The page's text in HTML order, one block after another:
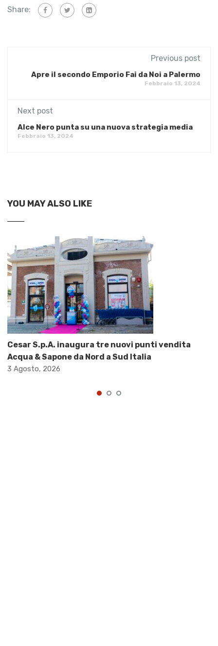
Share:
Previous post
Apre il secondo Emporio Fai da Noi a Palermo
Febbraio 13, 2024
Next post
Alce Nero punta su una nuova strategia media
Febbraio 13, 2024
YOU MAY ALSO LIKE
Cesar S.p.A. inaugura tre nuovi punti vendita
Acqua & Sapone da Nord a Sud Italia
3 Agosto, 2026